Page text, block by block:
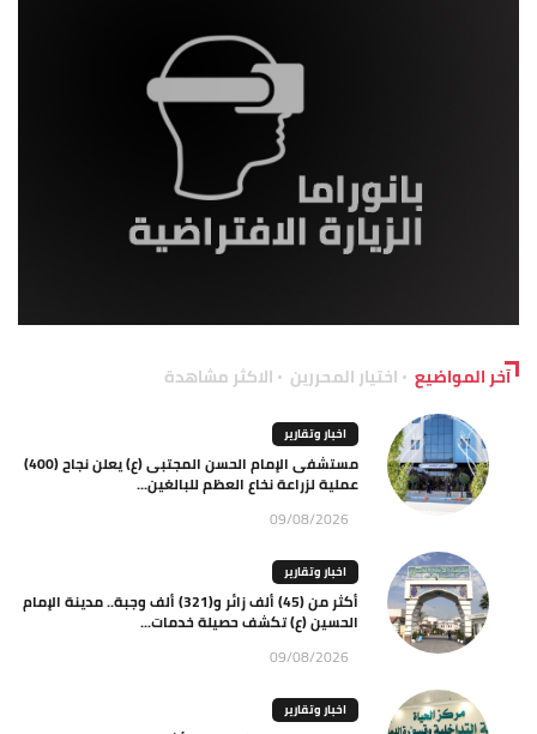
آخر المواضيع اختيار المحررين الاكثر مشاهدة
اخبار وتقارير
مستشفى الإمام الحسن المجتبى (ع) يعلن نجاح (400)
عملية لزراعة نخاع العظم للبالغين...
09/08/2026
اخبار وتقارير
أكثر من (45) ألف زائر و(321) ألف وجبة.. مدينة الإمام
الحسين (ع) تكشف حصيلة خدمات...
09/08/2026
اخبار وتقارير